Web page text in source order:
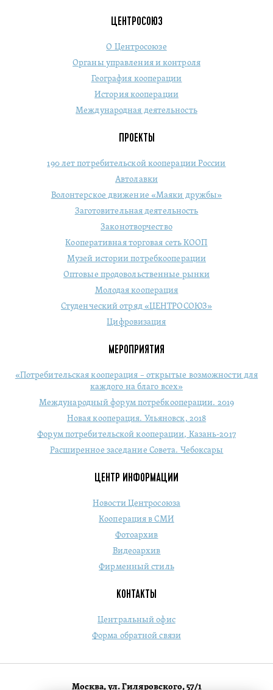
ЦЕНТРОСОЮЗ
О Центросоюзе
Органы управления и контроля
География кооперации
История кооперации
Международная деятельность
ПРОЕКТЫ
190 лет потребительской кооперации России
Автолавки
Волонтерское движение «Маяки дружбы»
Заготовительная деятельность
Законотворчество
Кооперативная торговая сеть КООП
Музей истории потребкооперации
Оптовые продовольственные рынки
Молодая кооперация
Студенческий отряд «ЦЕНТРОСОЮЗ»
Цифровизация
МЕРОПРИЯТИЯ
«Потребительская кооперация – открытые возможности для
каждого на благо всех»
Международный форум потребкооперации. 2019
Новая кооперация. Ульяновск, 2018
Форум потребительской кооперации, Казань-2017
Расширенное заседание Совета. Чебоксары
ЦЕНТР ИНФОРМАЦИИ
Новости Центросоюза
Кооперация в СМИ
Фотоархив
Видеоархив
Фирменный стиль
КОНТАКТЫ
Центральный офис
Форма обратной связи
Москва, ул. Гиляровского, 57/1